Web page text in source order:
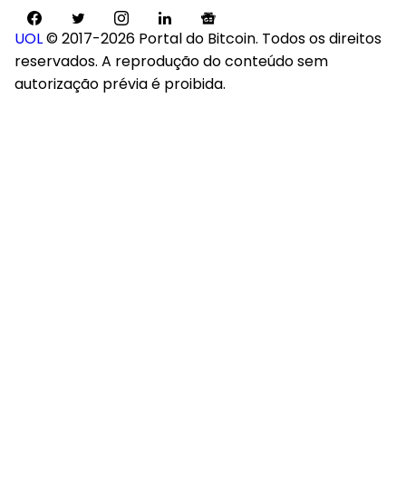
UOL© 2017-2026 Portal do Bitcoin. Todos os direitos
reservados. A reprodução do conteúdo sem
autorização prévia é proibida.